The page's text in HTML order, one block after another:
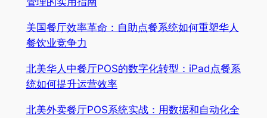
美国餐厅效率革命：自助点餐系统如何重塑华人
餐饮业竞争力
北美华人中餐厅POS的数字化转型：iPad点餐系
统如何提升运营效率
北美外卖餐厅POS系统实战：用数据和自动化全